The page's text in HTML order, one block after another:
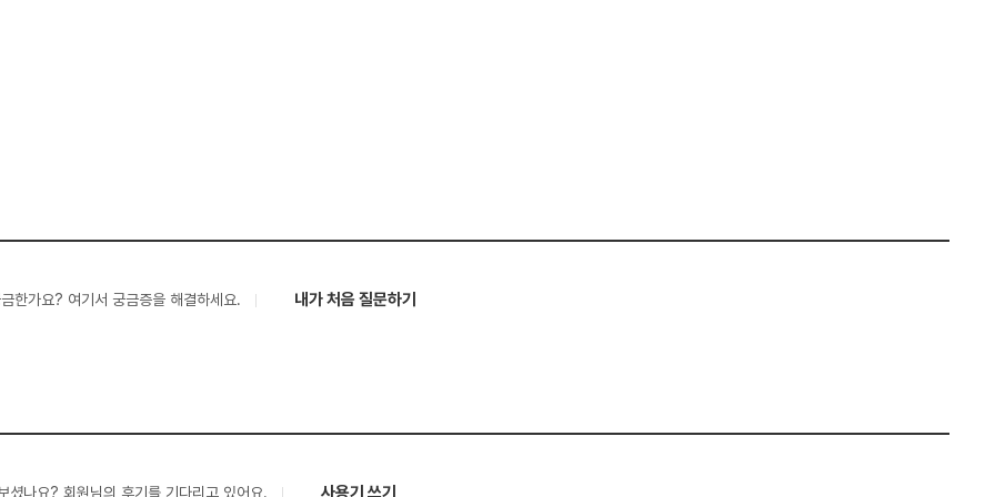
한가요? 여기서 궁금증을 해결하세요. 내가 처음 질문하기
셨나요? 회원님의 후기를 기다리고 있어요. 사용기 쓰기